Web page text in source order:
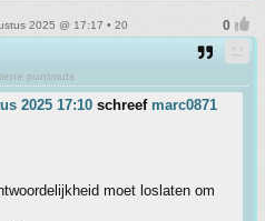
2025 @ 17:17 • 20
puntmuts
2025 17:10 schreef marc0871
moet loslaten om